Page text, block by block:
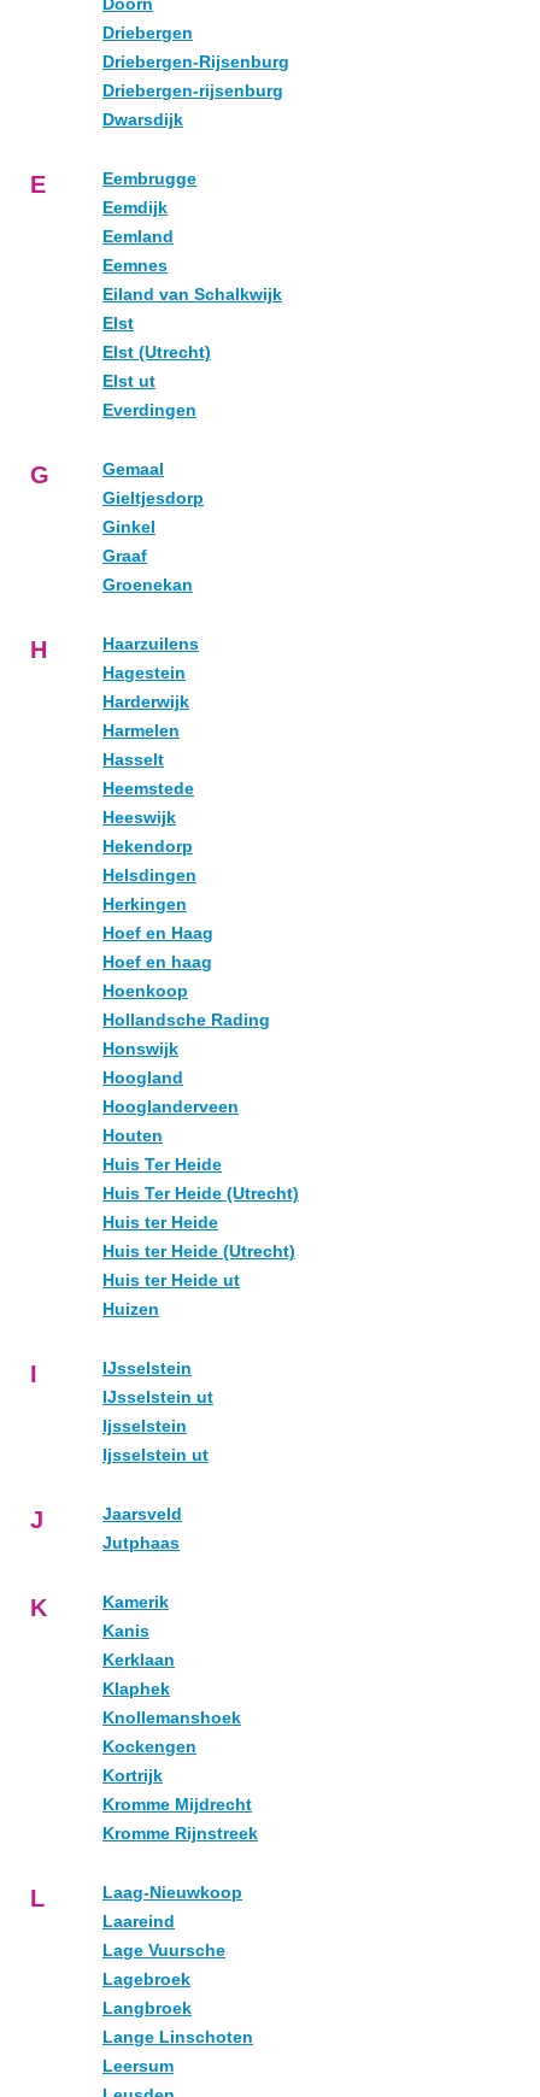
Doorn
Driebergen
Driebergen-Rijsenburg
Driebergen-rijsenburg
Dwarsdijk
E
Eembrugge
Eemdijk
Eemland
Eemnes
Eiland van Schalkwijk
Elst
Elst (Utrecht)
Elst ut
Everdingen
G
Gemaal
Gieltjesdorp
Ginkel
Graaf
Groenekan
H
Haarzuilens
Hagestein
Harderwijk
Harmelen
Hasselt
Heemstede
Heeswijk
Hekendorp
Helsdingen
Herkingen
Hoef en Haag
Hoef en haag
Hoenkoop
Hollandsche Rading
Honswijk
Hoogland
Hooglanderveen
Houten
Huis Ter Heide
Huis Ter Heide (Utrecht)
Huis ter Heide
Huis ter Heide (Utrecht)
Huis ter Heide ut
Huizen
I
IJsselstein
IJsselstein ut
Ijsselstein
Ijsselstein ut
J
Jaarsveld
Jutphaas
K
Kamerik
Kanis
Kerklaan
Klaphek
Knollemanshoek
Kockengen
Kortrijk
Kromme Mijdrecht
Kromme Rijnstreek
L
Laag-Nieuwkoop
Laareind
Lage Vuursche
Lagebroek
Langbroek
Lange Linschoten
Leersum